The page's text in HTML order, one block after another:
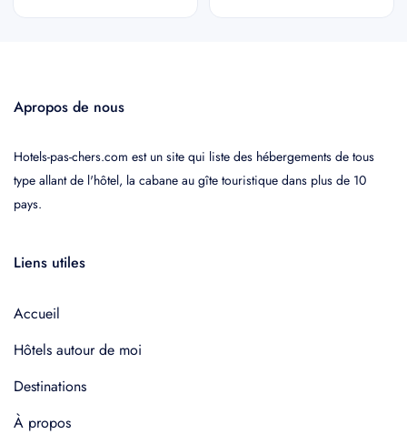
Apropos de nous
Hotels-pas-chers.com est un site qui liste des hébergements de tous
type allant de l'hôtel, la cabane au gîte touristique dans plus de 10
pays.
Liens utiles
Accueil
Hôtels autour de moi
Destinations
À propos